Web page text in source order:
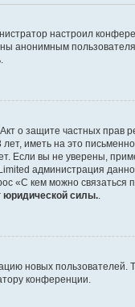
настроил
анонимным
о защите частных
иметь на это
вы не уверены,
администрация
«С кем можно связаться
юридической силы.
новых
конференции.